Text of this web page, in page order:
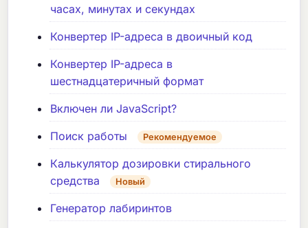
часах, минутах и секундах
Конвертер IP-адреса в двоичный код
Конвертер IP-адреса в
шестнадцатеричный формат
Включен ли JavaScript?
Поиск работы
Рекомендуемое
Калькулятор дозировки стирального
средства
Новый
Генератор лабиринтов